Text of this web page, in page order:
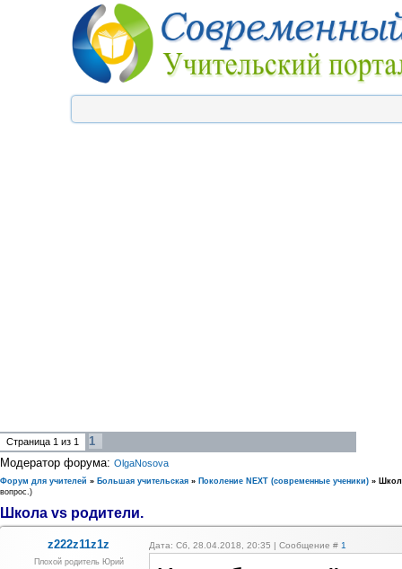
Страница 1 из 1
1
Модератор форума: OlgaNosova
Форум для учителей » Большая учительская » Поколение NEXT (современные ученики) »
вопрос.)
Школа vs родители.
z222z11z1z Дата: Сб, 28.04.2018, 20:35 | Сообщение # 1
Плохой родитель Юрий